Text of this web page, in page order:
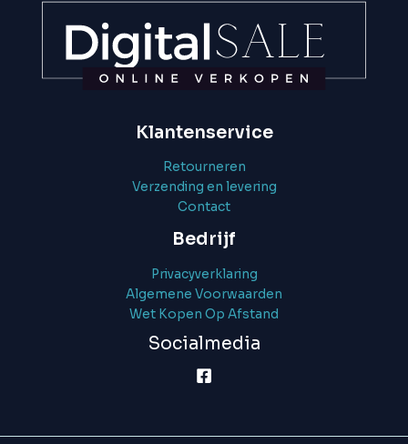
Klantenservice
Retourneren
Verzending en levering
Contact
Bedrijf
Privacyverklaring
Algemene Voorwaarden
Wet Kopen Op Afstand
Socialmedia